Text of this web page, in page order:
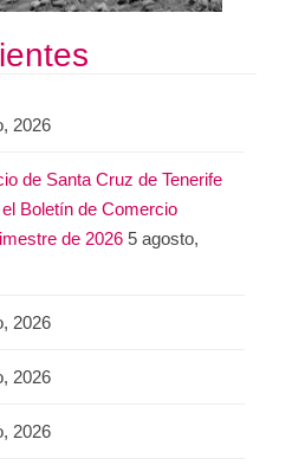
2026
de Santa Cruz de Tenerife
Boletín de Comercio
de 2026 5 agosto,
2026
2026
2026